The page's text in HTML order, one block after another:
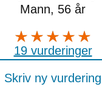
Mann, 56 år
19 vurderinger
Skriv ny vurdering